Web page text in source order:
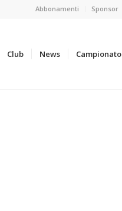
Abbonamenti Sponsor
Club News Campionato